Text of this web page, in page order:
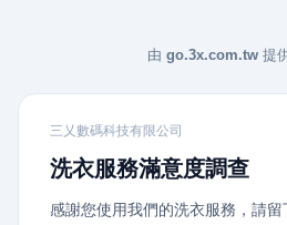
由 go.3x.com.tw 提
三乂數碼科技有限公司
洗衣服務滿意度調查
感謝您使用我們的洗衣服務，請留